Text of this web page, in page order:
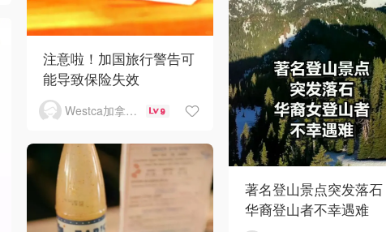
注意啦！加国旅行警告可
能导致保险失效
Westca加拿大生活 9
著名登山景点突发落石
华裔登山者不幸遇难